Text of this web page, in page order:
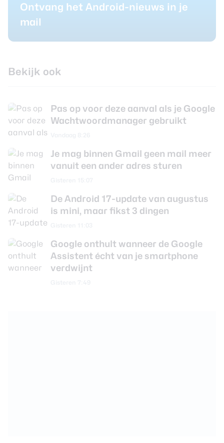
Ontvang het Android-nieuws in je
mail
Bekijk ook
Pas op voor deze aanval als je Google
Wachtwoordmanager gebruikt
Je mag binnen Gmail geen mail meer
vanuit een ander adres sturen
De Android 17-update van augustus
is mini, maar fikst 3 dingen
Google onthult wanneer de Google
Assistent écht van je smartphone
verdwijnt